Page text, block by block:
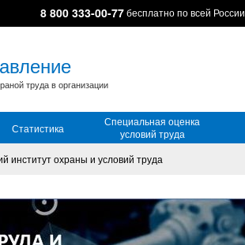
8 800 333-00-77бесплатно по всей России
труда в организации
Статистика
Специальная оценка
условий труда
институт охраны и условий труда